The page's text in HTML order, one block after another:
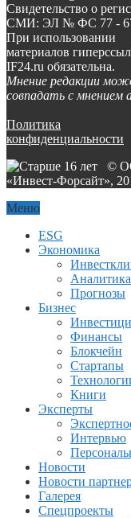
Свидетельство о
СМИ: ЭЛ № ФС 77 -
При использовании
материалов
IF24.ru обязательна.
Мнение редакции
совпадать с мнением
Политика
конфиденциальности
©
«Инвест-Форсайт»,
Меню
ESG
Экономика
Аналитика
Прогнозы
Бизнес
Финансы
Блокчейн
Стартапы
Книги
Эксперты
Интервью
Новости
Новости
Галерея
Спецпроекты